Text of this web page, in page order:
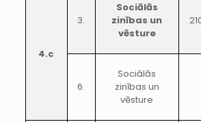
4.c
3.
Sociālās
zinības un
vēsture
6.
Sociālās
zinības un
vēsture